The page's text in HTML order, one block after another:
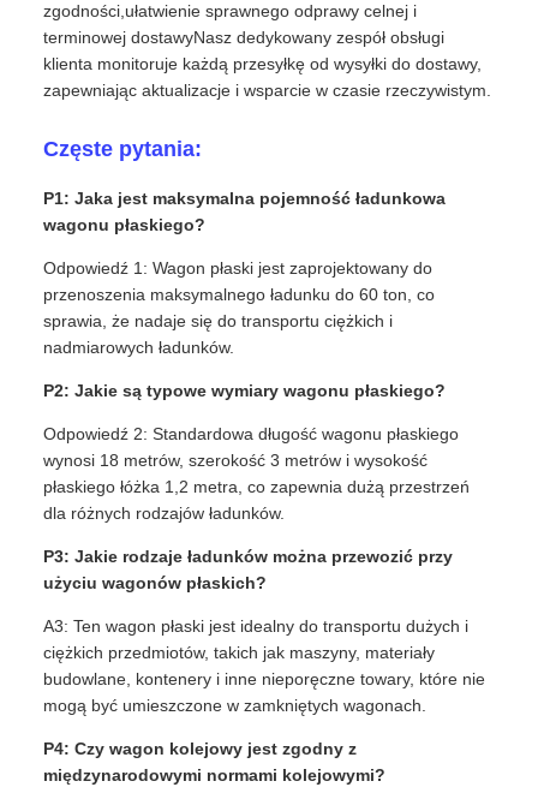
zgodności,ułatwienie sprawnego odprawy celnej i
terminowej dostawyNasz dedykowany zespół obsługi
klienta monitoruje każdą przesyłkę od wysyłki do dostawy,
zapewniając aktualizacje i wsparcie w czasie rzeczywistym.
Częste pytania:
P1: Jaka jest maksymalna pojemność ładunkowa
wagonu płaskiego?
Odpowiedź 1: Wagon płaski jest zaprojektowany do
przenoszenia maksymalnego ładunku do 60 ton, co
sprawia, że nadaje się do transportu ciężkich i
nadmiarowych ładunków.
P2: Jakie są typowe wymiary wagonu płaskiego?
Odpowiedź 2: Standardowa długość wagonu płaskiego
wynosi 18 metrów, szerokość 3 metrów i wysokość
płaskiego łóżka 1,2 metra, co zapewnia dużą przestrzeń
dla różnych rodzajów ładunków.
P3: Jakie rodzaje ładunków można przewozić przy
użyciu wagonów płaskich?
A3: Ten wagon płaski jest idealny do transportu dużych i
ciężkich przedmiotów, takich jak maszyny, materiały
budowlane, kontenery i inne nieporęczne towary, które nie
mogą być umieszczone w zamkniętych wagonach.
P4: Czy wagon kolejowy jest zgodny z
międzynarodowymi normami kolejowymi?